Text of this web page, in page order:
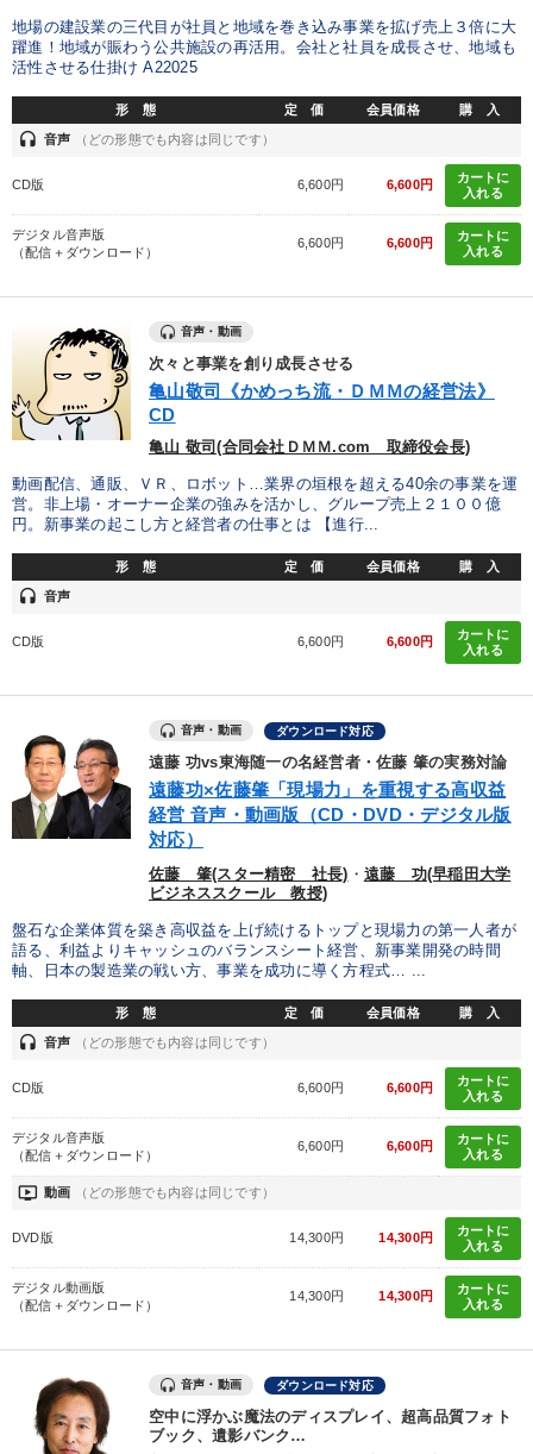
地場の建設業の三代目が社員と地域を巻き込み事業を拡げ売上３倍に大
躍進！地域が賑わう公共施設の再活用。会社と社員を成長させ、地域も
活性させる仕掛け A22025
形 態 定 価 会員価格 購 入
headset 音声 （どの形態でも内容は同じです）
CD版 6,600円 6,600円
カートに
入れる
デジタル音声版
（配信＋ダウンロード）
6,600円 6,600円
カートに
入れる
音声・動画
次々と事業を創り成長させる
亀山敬司《かめっち流・ＤＭＭの経営法》
CD
亀山 敬司(合同会社ＤＭＭ.com 取締役会長)
動画配信、通販、ＶＲ、ロボット…業界の垣根を超える40余の事業を運
営。非上場・オーナー企業の強みを活かし、グループ売上２１００億
円。新事業の起こし方と経営者の仕事とは 【進行...
形 態 定 価 会員価格 購 入
headset 音声
CD版 6,600円 6,600円
カートに
入れる
音声・動画 ダウンロード対応
遠藤 功vs東海随一の名経営者・佐藤 肇の実務対論
遠藤功×佐藤肇「現場力」を重視する高収益
経営 音声・動画版（CD・DVD・デジタル版
対応）
佐藤 肇(スター精密 社長) ・ 遠藤 功(早稲田大学
ビジネススクール 教授)
盤石な企業体質を築き高収益を上げ続けるトップと現場力の第一人者が
語る、利益よりキャッシュのバランスシート経営、新事業開発の時間
軸、日本の製造業の戦い方、事業を成功に導く方程式… ...
形 態 定 価 会員価格 購 入
headset 音声 （どの形態でも内容は同じです）
CD版 6,600円 6,600円
カートに
入れる
デジタル音声版
（配信＋ダウンロード）
6,600円 6,600円
カートに
入れる
ondemand_video 動画 （どの形態でも内容は同じです）
DVD版 14,300円 14,300円
カートに
入れる
デジタル動画版
（配信＋ダウンロード）
14,300円 14,300円
カートに
入れる
音声・動画 ダウンロード対応
空中に浮かぶ魔法のディスプレイ、超高品質フォト
ブック、遺影バンク…